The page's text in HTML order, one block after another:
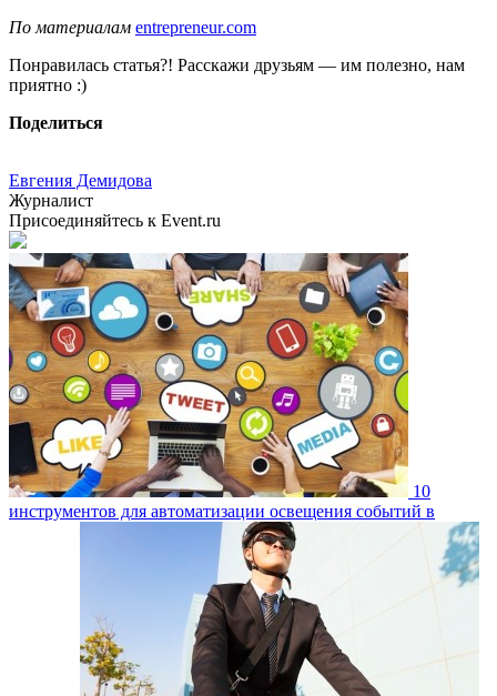
По материалам entrepreneur.com
Понравилась статья?! Расскажи друзьям — им полезно, нам
приятно :)
Поделиться
Евгения Демидова
Журналист
Присоединяйтесь к Event.ru
10
инструментов для автоматизации освещения событий в